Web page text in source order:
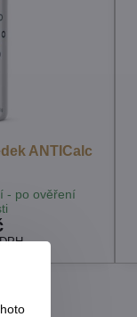
ANTICalc
- po ověření